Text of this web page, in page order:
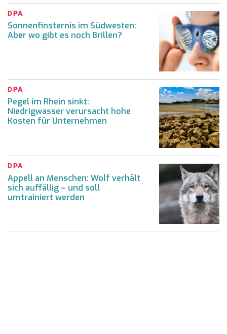
DPA
Sonnenfinsternis im Südwesten:
Aber wo gibt es noch Brillen?
DPA
Pegel im Rhein sinkt:
Niedrigwasser verursacht hohe
Kosten für Unternehmen
DPA
Appell an Menschen: Wolf verhält
sich auffällig – und soll
umtrainiert werden